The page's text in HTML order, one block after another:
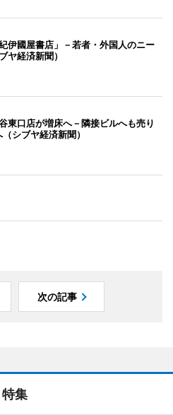
伊國屋書店」－若者・外国人のニー
ヤ経済新聞）
東口店が増床へ－隣接ビルへも売り
シブヤ経済新聞）
次の記事
特集